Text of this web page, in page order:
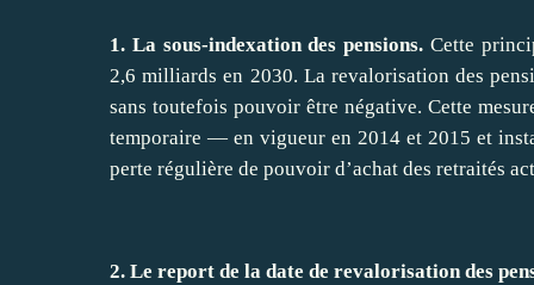
1. La sous-indexation des pensions. Cette
2,6 milliards en 2030. La revalorisation des
sans toutefois pouvoir être négative. Cette
temporaire — en vigueur en 2014 et 2015 et
perte régulière de pouvoir d’achat des retraités
2. Le report de la date de revalorisation des